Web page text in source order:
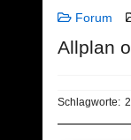
Forum
Allplan
Schlagworte: